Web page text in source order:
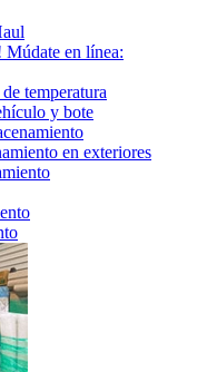
Múdate en línea:
temperatura
y bote
en exteriores